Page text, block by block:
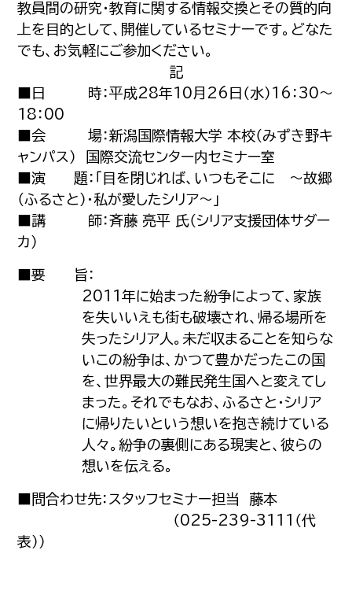
教員間の研究・教育に関する情報交換とその質的向
上を目的として、開催しているセミナーです。どなた
でも、お気軽にご参加ください。
記
■日 時：平成28年10月26日（水）16：30～
18：00
■会 場：新潟国際情報大学 本校（みずき野キ
ャンパス） 国際交流センター内セミナー室
■演 題：「目を閉じれば、いつもそこに ～故郷
（ふるさと）・私が愛したシリア～」
■講 師：斉藤 亮平 氏（シリア支援団体サダー
カ）
■要 旨：
2011年に始まった紛争によって、家族
を失いいえも街も破壊され、帰る場所を
失ったシリア人。未だ収まることを知らな
いこの紛争は、かつて豊かだったこの国
を、世界最大の難民発生国へと変えてし
まった。それでもなお、ふるさと・シリア
に帰りたいという想いを抱き続けている
人々。紛争の裏側にある現実と、彼らの
想いを伝える。
■問合わせ先：スタッフセミナー担当 藤本
（025-239-3111（代
表））